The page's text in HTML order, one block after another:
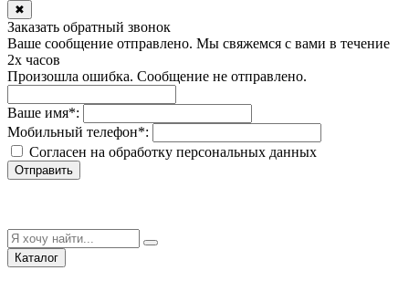
✖
Заказать обратный звонок
Ваше сообщение отправлено. Мы свяжемся с вами в течение
2х часов
Произошла ошибка. Сообщение не отправлено.
Ваше имя*:
Мобильный телефон*:
Согласен на обработку персональныx данных
Отправить
Каталог